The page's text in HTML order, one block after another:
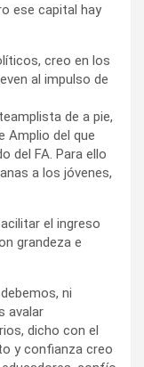
ese capital hay
creo en los
al impulso de
de a pie,
Amplio del que
del FA. Para ello
a los jóvenes,
el ingreso
grandeza e
ni
avalar
dicho con el
y confianza creo